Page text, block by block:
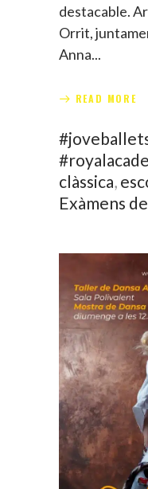
destacable.
Orrit,
Anna
READ MORE
clàssica,
Exàmens